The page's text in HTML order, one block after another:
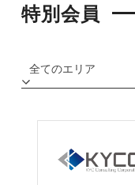
特別会員